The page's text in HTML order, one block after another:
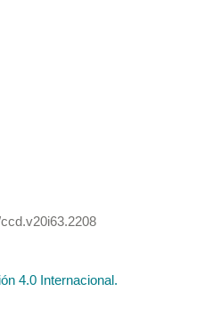
4.0 Internacional.